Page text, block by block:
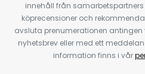
innehåll från
köprecensioner och
avsluta prenumerationen
nyhetsbrev eller med ett
information finns i vår